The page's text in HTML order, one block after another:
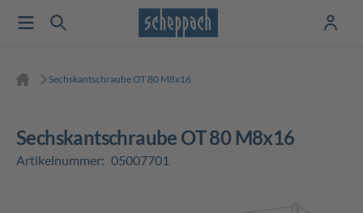
Sechskantschraube OT 80 M8x16
Sechskantschraube OT 80 M8x16
Artikelnummer: 05007701